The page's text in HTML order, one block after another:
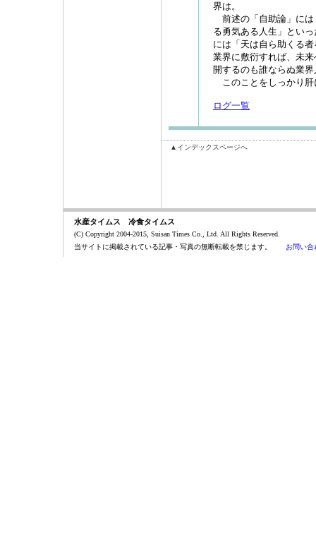
界は。
前述の「自助論」には
る勇気ある人生」とい
には「天は自ら助くる
業界に敷衍すれば、未
開するのも誰ならぬ業
このことをしっかり肝
ログ一覧
▲インデックスページへ
水産タイムス 冷食タイムス
(C) Copyright 2004-2015, Suisan Times Co., Ltd. All Rights Reserved.
当サイトに掲載されている記事・写真の無断転載を禁じます。 お問い合